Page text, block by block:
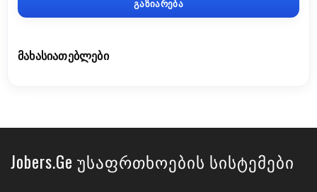
გაზიარება
ᲛᲐᲮᲐᲡᲘᲐᲗᲔᲑᲚᲔᲑᲘ
Jobers.ge Უსაფრთხოების Სისტემები